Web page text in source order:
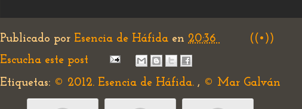
Publicado por Esencia de Háfida en 20:36
((•))
Escucha este post
Etiquetas: © 2012. Esencia de Háfida. , © Mar Galván